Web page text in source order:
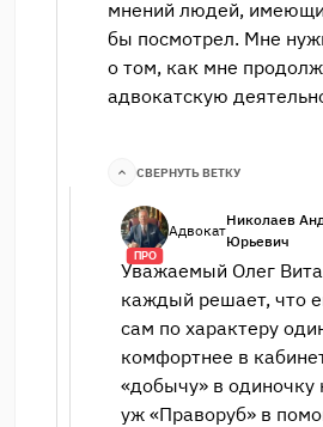
мнений людей,
бы посмотрел. Мне
о том, как мне
адвокатскую
СВЕРНУТЬ ВЕТКУ
ПРО
Адвокат
Николаев
Юрьевич
Уважаемый Олег
каждый решает, что
сам по характеру
комфортнее в
«добычу» в одиночку
уж «Праворуб» в